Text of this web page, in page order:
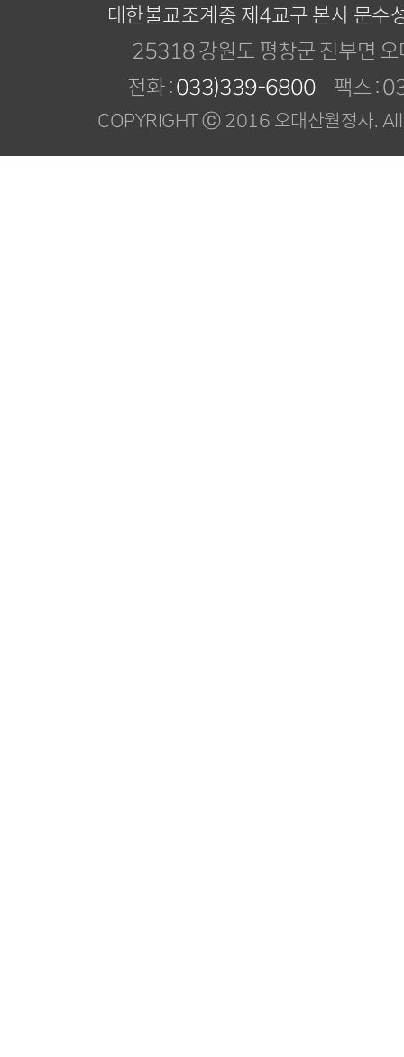
대한불교조계종 제4교구 본사 문수
25318 강원도 평창군 진부면
전화 :033)339-6800 팩스 :
COPYRIGHT ⓒ 2016 오대산월정사.